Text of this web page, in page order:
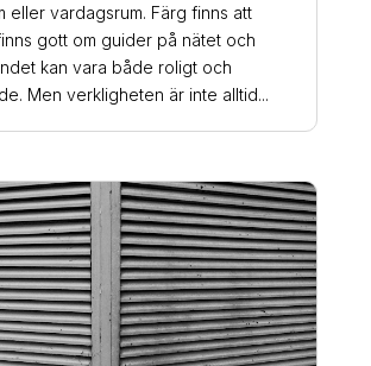
eller vardagsrum. Färg finns att
gott om guider på nätet och
kan vara både roligt och
Men verkligheten är inte alltid...